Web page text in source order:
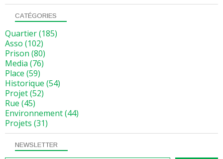
NEWSLETTER
CATÉGORIES
Quartier(185)
Asso (102)
Prison (80)
Media (76)
Place (59)
Historique (54)
Projet(52)
Rue (45)
Environnement(44)
Projets (31)